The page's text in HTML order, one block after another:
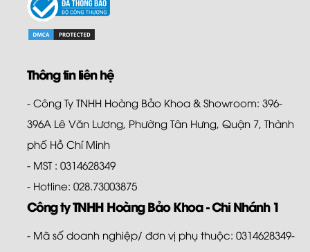
Thông tin liên hệ
- Công Ty TNHH Hoàng Bảo Khoa & Showroom: 396-
396A Lê Văn Lương, Phường Tân Hưng, Quận 7, Thành
phố Hồ Chí Minh
- MST : 0314628349
- Hotline: 028.73003875
Công ty TNHH Hoàng Bảo Khoa - Chi Nhánh 1
- Mã số doanh nghiệp/ đơn vị phụ thuộc: 0314628349-